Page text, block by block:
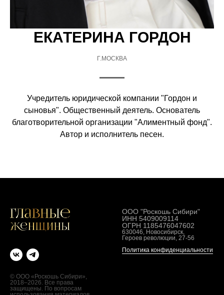
ЕКАТЕРИНА ГОРДОН
Г.МОСКВА
Учредитель юридической компании "Гордон и
сыновья". Общественный деятель. Основатель
благотворительной организации "Алиментный фонд".
Автор и исполнитель песен.
© ООО «Роскошь Сибири»,
2018–2026. Все права
защищены. По вопросам
ООО "Роскошь Сибири"
ИНН 5409009114
ОГРН 1185476047602
630046, Новосибирск,
Героев революции, 27-56
Политика конфиденциальности